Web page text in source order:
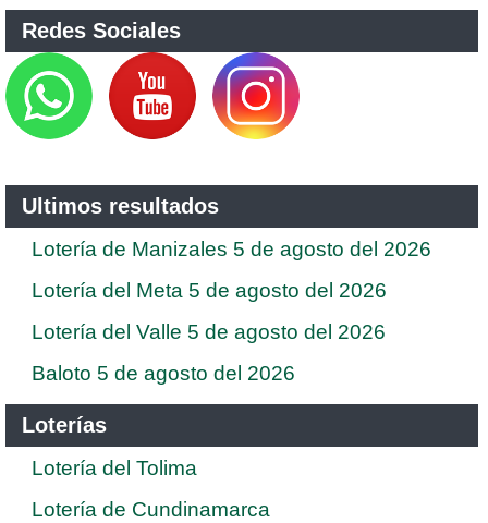
Redes Sociales
Ultimos resultados
Lotería de Manizales 5 de agosto del 2026
Lotería del Meta 5 de agosto del 2026
Lotería del Valle 5 de agosto del 2026
Baloto 5 de agosto del 2026
Loterías
Lotería del Tolima
Lotería de Cundinamarca